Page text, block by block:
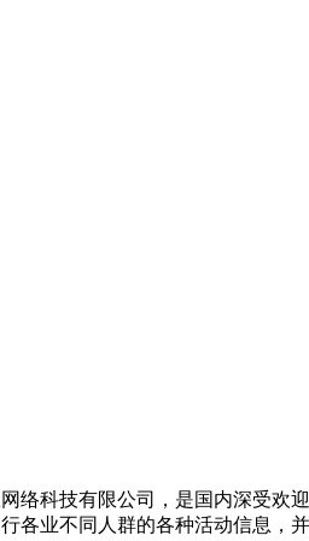
络科技有限公司，是国内深受欢
各业不同人群的各种活动信息，